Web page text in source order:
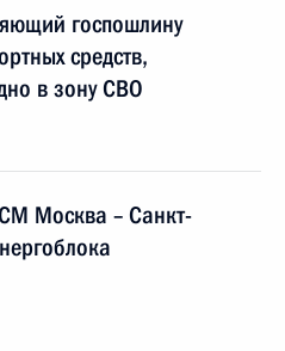
госпошлину
средств,
в зону СВО
Москва – Санкт-